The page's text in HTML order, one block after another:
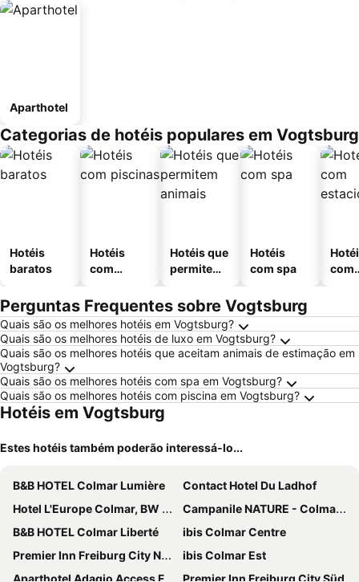
Aparthotel
Categorias de hotéis populares em Vogtsburg
Hotéis
baratos
Hotéis
com
Hotéis que
permitem
Hotéis
com spa
com
Perguntas Frequentes sobre Vogtsburg
Quais são os melhores hotéis em Vogtsburg?
Quais são os melhores hotéis de luxo em Vogtsburg?
Quais são os melhores hotéis que aceitam animais de estimação em
Vogtsburg?
Quais são os melhores hotéis com spa em Vogtsburg?
Quais são os melhores hotéis com piscina em Vogtsburg?
Hotéis em Vogtsburg
Estes hotéis também poderão interessá-lo...
B&B HOTEL Colmar Lumière
Contact Hotel Du Ladhof
Hotel L'Europe Colmar, BW Signature Collection
Campanile NATURE - Colmar Parc des Exposition
B&B HOTEL Colmar Liberté
ibis Colmar Centre
Premier Inn Freiburg City Nord hotel
ibis Colmar Est
Aparthotel Adagio Access Freiburg
Premier Inn Freiburg City Süd